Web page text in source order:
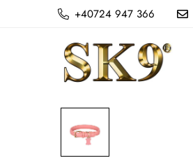
+40724 947 366